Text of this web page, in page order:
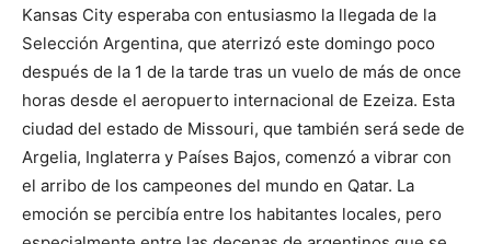
Kansas City esperaba con entusiasmo la llegada de la
Selección Argentina, que aterrizó este domingo poco
después de la 1 de la tarde tras un vuelo de más de once
horas desde el aeropuerto internacional de Ezeiza. Esta
ciudad del estado de Missouri, que también será sede de
Argelia, Inglaterra y Países Bajos, comenzó a vibrar con
el arribo de los campeones del mundo en Qatar. La
emoción se percibía entre los habitantes locales, pero